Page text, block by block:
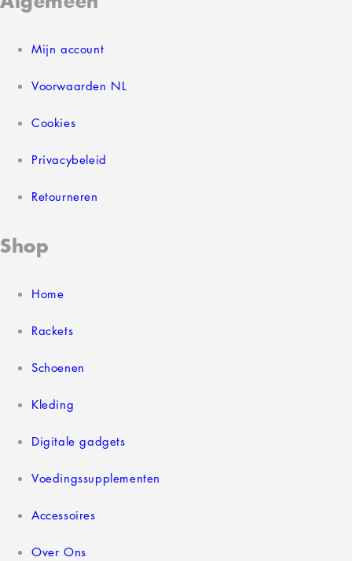
Mijn account
Voorwaarden NL
Cookies
Privacybeleid
Retourneren
Shop
Home
Rackets
Schoenen
Kleding
Digitale gadgets
Voedingssupplementen
Accessoires
Over Ons